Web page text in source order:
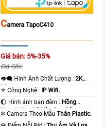
CAmera TapoC410
Giá bán: 5%-35%
Giá Gốc:
👁️‍🗨 Hình Ành Chất Lượng :2K
Lite .
⚜️ Công Nghệ : IP Wifi.
🌔 Hình ảnh ban đêm : Hồng
Ngoại 10m Có Màu Ban Ðêm.
❄ Camera Theo MẫuThân Plastic.